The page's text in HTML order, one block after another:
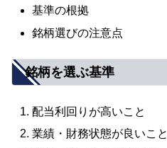
基準の根拠
銘柄選びの注意点
銘柄を選ぶ基準
配当利回りが高いこと
業績・財務状態が良いこと